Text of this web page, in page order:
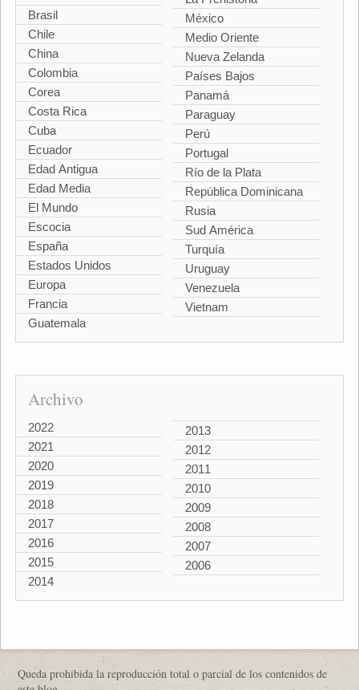
Brasil
Chile
China
Colombia
Corea
Costa Rica
Cuba
Ecuador
Edad Antigua
Edad Media
El Mundo
Escocia
España
Estados Unidos
Europa
Francia
Guatemala
México
Medio Oriente
Nueva Zelanda
Países Bajos
Panamá
Paraguay
Perú
Portugal
Río de la Plata
República Dominicana
Rusia
Sud América
Turquía
Uruguay
Venezuela
Vietnam
Archivo
2022
2021
2020
2019
2018
2017
2016
2015
2014
2013
2012
2011
2010
2009
2008
2007
2006
Queda prohibida la reproducción total o parcial de los contenidos de